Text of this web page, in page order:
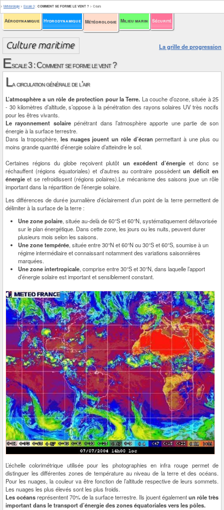
Aérodynamique Hydrodynamique Météorologie Milieu marin Sécurité
> Météorologie > Escale 3 : COMMENT SE FORME LE VENT ? > Cours
La grille de progression
Escale 3 : Comment se forme le vent ?
La circulation générale de l’air
L’atmosphère a un rôle de protection pour la Terre. La couche d’ozone, située à 25
- 30 kilomètres d’altitude, s’oppose à la pénétration des rayons solaires UV très nocifs
pour les êtres vivants.
Le rayonnement solairepénétrant dans l’atmosphère apporte une partie de son
énergie à la surface terrestre.
Dans la troposphère,les nuages jouent un rôle d’écranpermettant à une plus ou
moins grande quantité d’énergie solaire d’atteindre le sol.
Certaines régions du globe reçoivent plutôt un excédent d’énergie et donc se
réchauffent (régions équatoriales) et d’autres au contraire possèdentun déficit en
énergieet se refroidissent (régions polaires).Le mécanisme des saisons joue un rôle
important dans la répartition de l’énergie solaire.
Les différences de durée journalière d’éclairement d’un point de la terre permettent de
délimiter à la surface de la terre :
Une zone polaire, située au-delà de 60°S et 60°N, systématiquement défavorisée
sur le plan énergétique. Dans cette zone, les jours ou les nuits, peuvent durer
plusieurs mois selon les saisons.
Une zone tempérée, située entre 30°N et 60°N ou 30°S et 60°S, soumise à un
régime intermédiaire et connaissant notamment des variations saisonnières
marquées.
Une zone intertropicale, comprise entre 30°S et 30°N, dans laquelle l’apport
d’énergie solaire est important et sensiblement constant.
L’échelle colorimétrique utilisée pour les photographies en infra rouge permet de
distinguer les différentes zones de température au niveau de la terre et des océans.
Pour les nuages, la couleur va être fonction de l’altitude respective de leurs sommets.
Les nuages les plus élevés sont les plus froids.
Les océansreprésentent 70% de la surface terrestre. Ils jouent égalementun rôle très
important dans le transport d’énergie des zones équatoriales vers les pôles.